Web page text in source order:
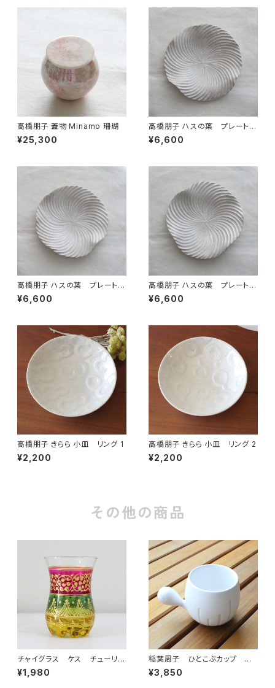
高橋朋子 蓋物 Minamo 珊瑚
¥25,300
高橋朋子 ハスの葉 プレート
シルバー 1
¥6,600
高橋朋子 ハスの葉 プレート
シルバー 2
¥6,600
高橋朋子 ハスの葉 プレート
シルバー 3
¥6,600
高橋朋子 きらら 小皿 リング 1
¥2,200
高橋朋子 きらら 小皿 リング 2
¥2,200
その他の商品
チャイグラス ケス チューリッ
プ ピンク×グリーン
¥1,980
稲葉周子 ひとこぶカップ ホ
ワイト 1
¥3,850